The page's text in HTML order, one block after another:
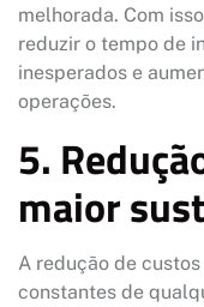
melhorada. Com
reduzir o tempo de
inesperados e
operações.
5.
maior
A redução de
constantes de